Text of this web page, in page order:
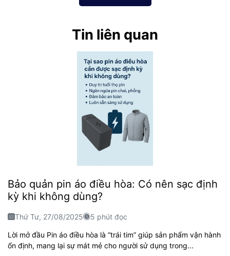
Tin liên quan
Bảo quản pin áo điều hòa: Có nên sạc định
kỳ khi không dùng?
Thứ Tư, 27/08/2025 5 phút đọc
Lời mở đầu Pin áo điều hòa là “trái tim” giúp sản phẩm vận hành
ổn định, mang lại sự mát mẻ cho người sử dụng trong...